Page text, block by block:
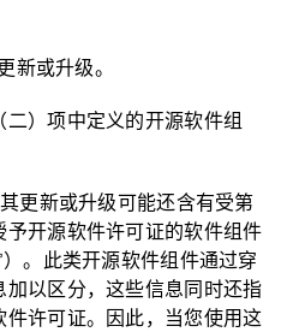
新或升级。
）项中定义的开源软件组
更新或升级可能还含有受第
开源软件许可证的软件组件
）。此类开源软件组件通过穿
以区分，这些信息同时还指
许可证。因此，当您使用这